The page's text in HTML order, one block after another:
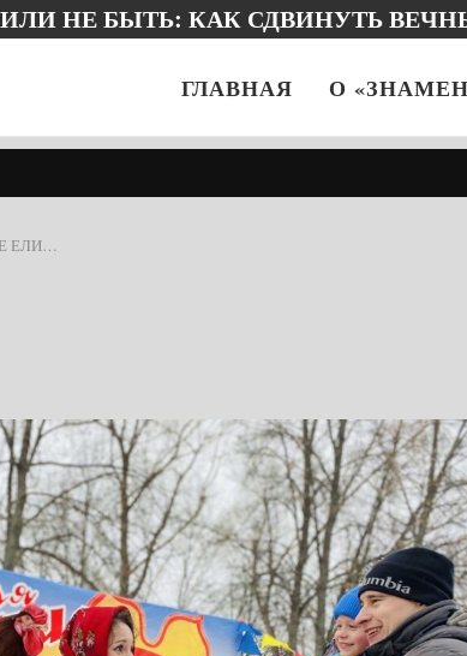
О ВЫДАЮЩЕМСЯ ЗЕМЛЯКЕ И…
ГЛАВНАЯ О
ЕЛИ…